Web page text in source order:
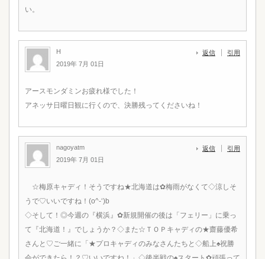
い。
H
2019年 7月 01日
返信 引用
アースモンダミンお疲れ様でした！
アネッサ日曜日観に行くので、決勝残ってくださいね！
nagoyatm
2019年 7月 01日
返信 引用
☆梅原キャディ！そうですね★北海道は✿梅雨がなくて◇涼しそ
うで♡いいですね！(o^-‘)b
◇そして！◎今週の『横浜』✿新規開催の後は「フェリー」に乗っ
て『北海道！』でしょうか？◇また☆ＴＯＰキャディの★齋藤優希
さんと♡ご一緒に「★プロキャディのみなさんたちと◇船上♠祝勝